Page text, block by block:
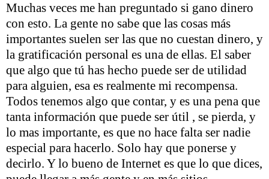
Muchas veces me han preguntado si gano dinero
con esto. La gente no sabe que las cosas más
importantes suelen ser las que no cuestan dinero, y
la gratificación personal es una de ellas. El saber
que algo que tú has hecho puede ser de utilidad
para alguien, esa es realmente mi recompensa.
Todos tenemos algo que contar, y es una pena que
tanta información que puede ser útil , se pierda, y
lo mas importante, es que no hace falta ser nadie
especial para hacerlo. Solo hay que ponerse y
decirlo. Y lo bueno de Internet es que lo que dices,